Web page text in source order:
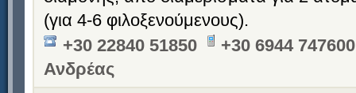
(για 4-6 φιλοξενούμενους).
+30 22840 51850
+30 6944 747600
Ανδρέας